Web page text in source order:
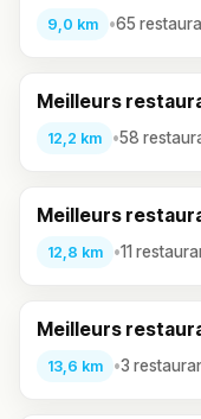
9,0 km •65
Meilleurs
12,2 km •58
Meilleurs
12,8 km •11
Meilleurs
13,6 km •3